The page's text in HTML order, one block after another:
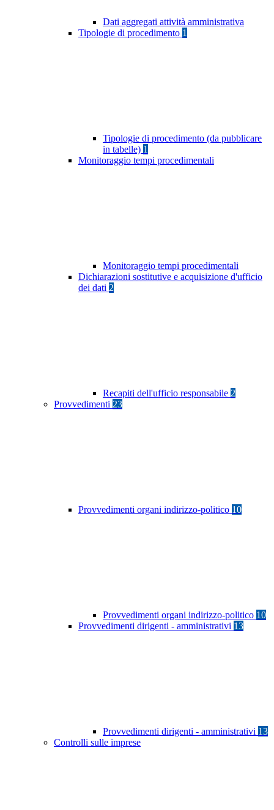
Dati aggregati attività amministrativa
Tipologie di procedimento 1
Tipologie di procedimento (da pubblicare
in tabelle) 1
Monitoraggio tempi procedimentali
Monitoraggio tempi procedimentali
Dichiarazioni sostitutive e acquisizione d'ufficio
dei dati 2
Recapiti dell'ufficio responsabile 2
Provvedimenti 23
Provvedimenti organi indirizzo-politico 10
Provvedimenti organi indirizzo-politico 10
Provvedimenti dirigenti - amministrativi 13
Provvedimenti dirigenti - amministrativi 13
Controlli sulle imprese